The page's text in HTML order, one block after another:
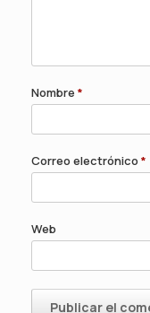
Nombre *
Correo electrónico *
Web